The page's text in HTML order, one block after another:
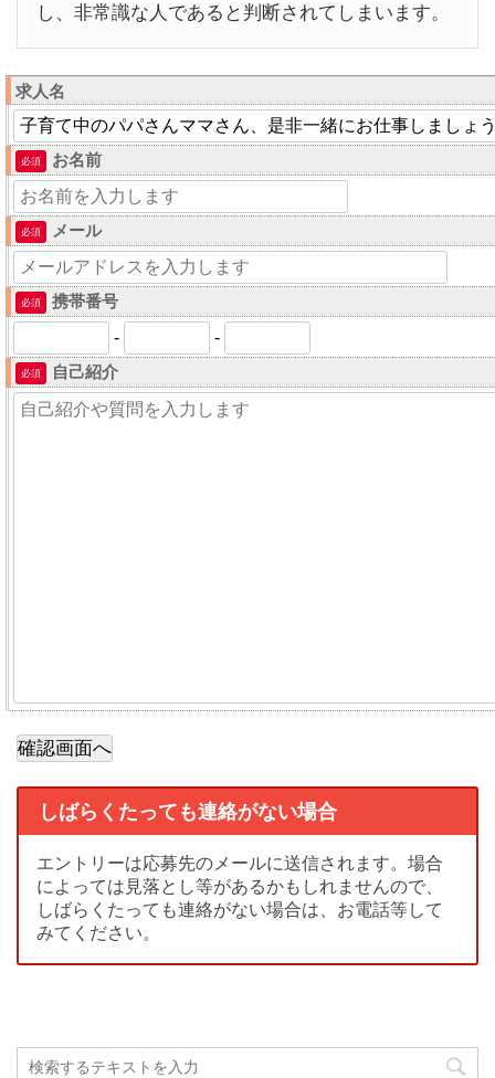
し、非常識な人であると判断されてしまいます。
求人名
必須 お名前
必須 メール
必須
携帯番号
-
-
必須 自己紹介
しばらくたっても連絡がない場合
エントリーは応募先のメールに送信されます。場合
によっては見落とし等があるかもしれませんので、
しばらくたっても連絡がない場合は、お電話等して
みてください。